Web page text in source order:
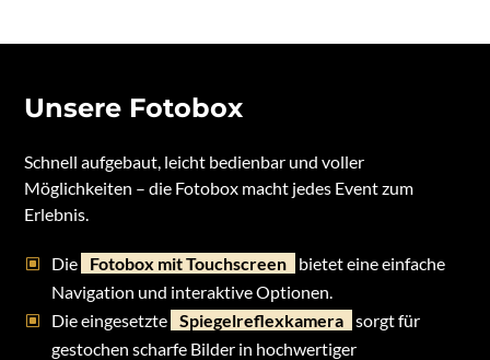
Unsere Fotobox
Schnell aufgebaut, leicht bedienbar und voller
Möglichkeiten – die Fotobox macht jedes Event zum
Erlebnis.
Die Fotobox mit Touchscreen
bietet eine einfache
Navigation und interaktive Optionen.
Die eingesetzte
Spiegelreflexkamera sorgt für
gestochen scharfe Bilder in hochwertiger